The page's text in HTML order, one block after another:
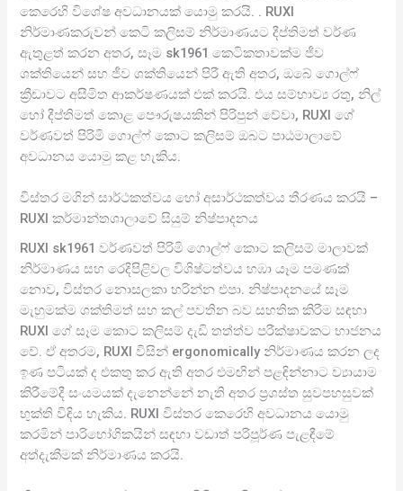
කෙරෙහි විශේෂ අවධානයක් යොමු කරයි. . RUXI
නිර්මාණකරුවන් කෙටි කලිසම් නිර්මාණයට දීප්තිමත් වර්ණ
ඇතුළත් කරන අතර, සෑම sk1961 කෙටිකතාවක්ම ජීව
ශක්තියෙන් සහ ජීව ශක්තියෙන් පිරී ඇති අතර, ඔබේ ගොල්ෆ්
ක්‍රීඩාවට අසීමිත ආකර්ෂණයක් එක් කරයි. එය සම්භාව්‍ය රතු, නිල්
හෝ දීප්තිමත් කොළ පෞරුෂයකින් පිරිපුන් වේවා, RUXI ගේ
වර්ණවත් පිරිමි ගොල්ෆ් කොට කලිසම් ඔබට පාඨමාලාවේ
අවධානය යොමු කළ හැකිය.
විස්තර මගින් සාර්ථකත්වය හෝ අසාර්ථකත්වය තීරණය කරයි –
RUXI කර්මාන්තශාලාවේ සියුම් නිෂ්පාදනය
RUXI sk1961 වර්ණවත් පිරිමි ගොල්ෆ් කොට කලිසම් මාලාවක්
නිර්මාණය සහ රෙදිපිළිවල විශිෂ්ටත්වය හඹා යෑම පමණක්
නොව, විස්තර නොසලකා හරින්න එපා. නිෂ්පාදනයේ සෑම
මැහුමක්ම ශක්තිමත් සහ කල් පවතින බව සහතික කිරීම සඳහා
RUXI ගේ සෑම කොට කලිසම් දැඩි තත්ත්ව පරීක්ෂාවකට භාජනය
වේ. ඒ අතරම, RUXI විසින් ergonomically නිර්මාණය කරන ලද
ඉණ පටියක් ද එකතු කර ඇති අතර එමඟින් පළඳින්නාට ව්‍යායාම
කිරීමේදී සංයමයක් දැනෙන්නේ නැති අතර ප්‍රශස්ත සුවපහසුවක්
භුක්ති විඳිය හැකිය. RUXI විස්තර කෙරෙහි අවධානය යොමු
කරමින් පාරිභෝගිකයින් සඳහා වඩාත් පරිපූර්ණ පැළඳීමේ
අත්දැකීමක් නිර්මාණය කරයි.